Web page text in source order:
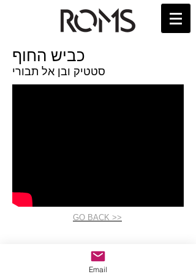
כביש החוף
סטטיק ובן אל תבורי
GO BACK >>
Email